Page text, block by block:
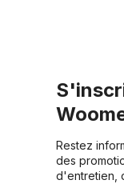
Restez
des
d'entretien,